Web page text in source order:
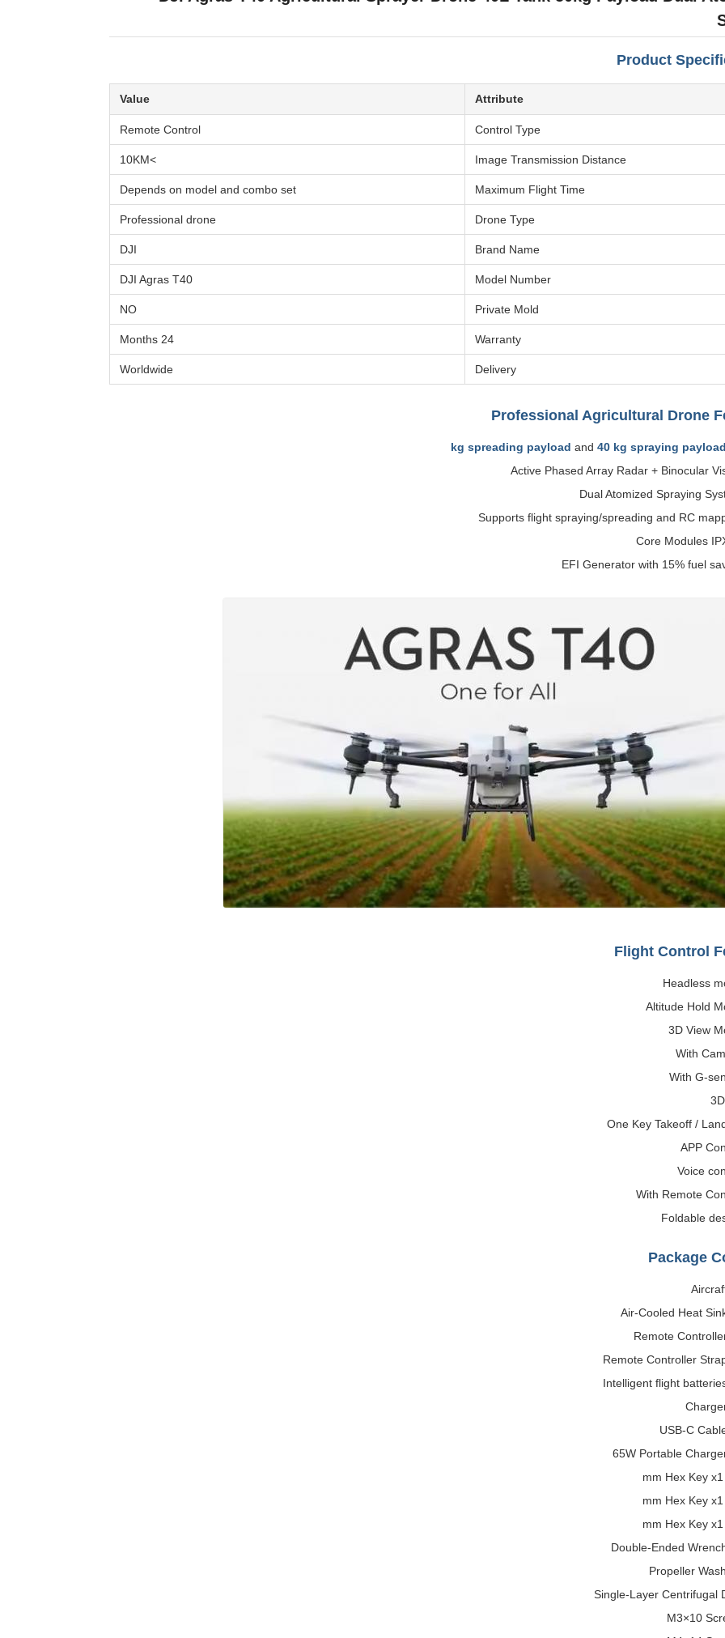
Product
Attribute
Value
Control Type
Remote Control
Image Transmission Distance
>10KM
Maximum Flight Time
Depends on model and combo set
Drone Type
Professional drone
Brand Name
DJI
Model Number
DJI Agras T40
Private Mold
NO
Warranty
24 Months
Delivery
Worldwide
Professional Agricultural Drone
and 40 kg spraying
Active Phased Array Radar + Binocular
Dual Atomized Spraying
Supports flight spraying/spreading and RC
Core Modules
EFI Generator with 15% fuel
Flight Control
Headless
Altitude Hold
3D View
With
With G-
One Key Takeoff /
APP
Voice
With Remote
Foldable
Package
Air-Cooled Heat
Remote
Remote Controller
Intelligent flight
USB-C
65W Portable
Double-Ended
Propeller
Single-Layer Centrifugal
M3×10